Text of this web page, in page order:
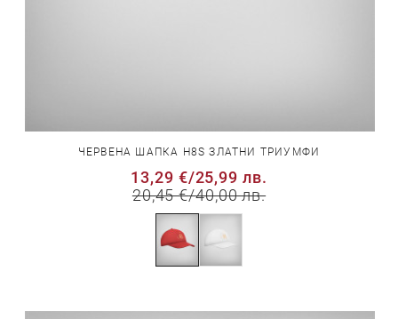
ЧЕРВЕНА ШАПКА H8S ЗЛАТНИ ТРИУМФИ
13,29 €/25,99 лв.
20,45 €/40,00 лв.